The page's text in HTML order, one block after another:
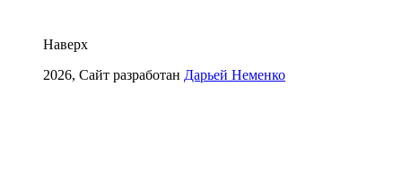
Наверх
2026, Сайт разработан Дарьей Неменко